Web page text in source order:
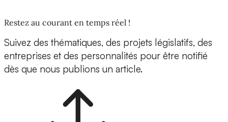
Restez au courant en temps réel !
Suivez des thématiques, des projets législatifs, des
entreprises et des personnalités pour être notifié
dès que nous publions un article.